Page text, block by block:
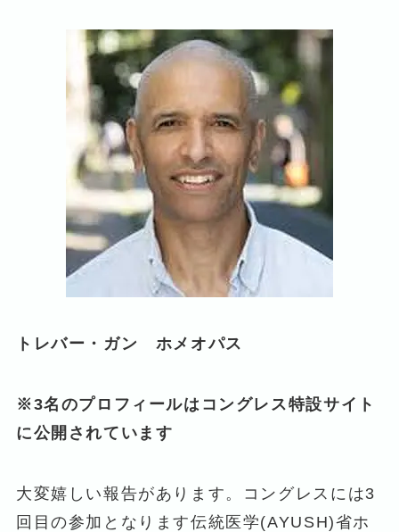
トレバー・ガン ホメオパス
※3名のプロフィールはコングレス特設サイト
に公開されています
大変嬉しい報告があります。コングレスには3
回目の参加となります伝統医学(AYUSH)省ホ